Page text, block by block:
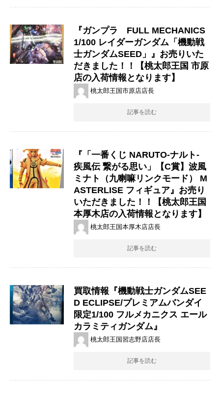
『ガンプラ FULL MECHANICS
1/100 レイダーガンダム「機動戦
士ガンダムSEED」』お売りいた
だきました！！【桃太郎王国 市原
店の入荷情報となります】
桃太郎王国市原店店長
記事を読む
『「一番くじ NARUTO-ナルト-
疾風伝 繋がる思い」【C賞】波風
ミナト（九喇嘛リンクモード） M
ASTERLISE フィギュア』お売り
いただきました！！【桃太郎王国
本厚木店の入荷情報となります】
桃太郎王国本厚木店店長
記事を読む
買取情報『機動戦士ガンダムSEE
D ​ECLIPSE/プレミアムバンダイ
限定1/100 ​フルメカニクス ​エール
カラミティガンダム』
桃太郎王国習志野店店長
記事を読む